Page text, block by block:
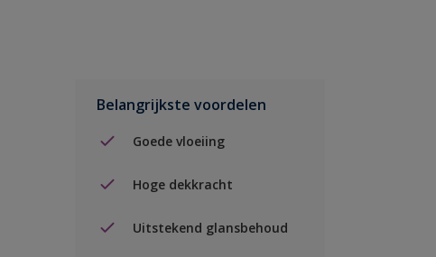
Belangrijkste voordelen
Goede vloeiing
Hoge dekkracht
Uitstekend glansbehoud